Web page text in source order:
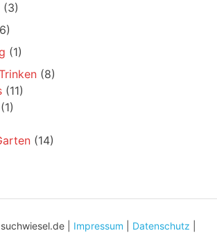
(3)
(1)
(8)
(11)
(1)
(14)
| Impressum Datenschutz